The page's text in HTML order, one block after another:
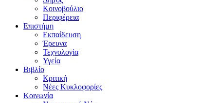
Κοινοβούλιο
Περιφέρεια
Επιστήμη
Εκπαίδευση
Έρευνα
Τεχνολογία
Υγεία
Βιβλίο
Κριτική
Νέες Κυκλοφορίες
Κοινωνία